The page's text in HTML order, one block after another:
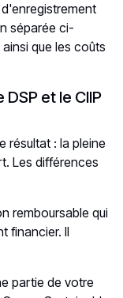
séparée ci-
que les coûts
et le CIIP
résultat : la pleine
Les différences
remboursable qui
financier. Il
partie de votre